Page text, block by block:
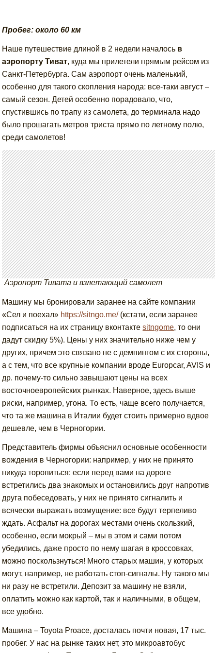
Пробег: около 60 км
Наше путешествие длиной в 2 недели началось в
аэропорту Тиват, куда мы прилетели прямым рейсом из
Санкт-Петербурга. Сам аэропорт очень маленький,
особенно для такого скопления народа: все-таки август –
самый сезон. Детей особенно порадовало, что,
спустившись по трапу из самолета, до терминала надо
было прошагать метров триста прямо по летному полю,
среди самолетов!
Аэропорт Тивата и взлетающий самолет
Машину мы бронировали заранее на сайте компании
«Сел и поехал» https://sitngo.me/(кстати, если заранее
подписаться на их страницу вконтактеsitngome, то они
дадут скидку 5%). Цены у них значительно ниже чем у
других, причем это связано не с демпингом с их стороны,
а с тем, что все крупные компании вроде Europcar, AVIS и
др. почему-то сильно завышают цены на всех
восточноевропейских рынках. Наверное, здесь выше
риски, например, угона. То есть, чаще всего получается,
что та же машина в Италии будет стоить примерно вдвое
дешевле, чем в Черногории.
Представитель фирмы объяснил основные особенности
вождения в Черногории: например, у них не принято
никуда торопиться: если перед вами на дороге
встретились два знакомых и остановились друг напротив
друга побеседовать, у них не принято сигналить и
всячески выражать возмущение: все будут терпеливо
ждать. Асфальт на дорогах местами очень скользкий,
особенно, если мокрый – мы в этом и сами потом
убедились, даже просто по нему шагая в кроссовках,
можно поскользнуться! Много старых машин, у которых
могут, например, не работать стоп-сигналы. Ну такого мы
ни разу не встретили. Депозит за машину не взяли,
оплатить можно как картой, так и наличными, в общем,
все удобно.
Машина – Toyota Proace, досталась почти новая, 17 тыс.
пробег. У нас на рынке таких нет, это микроавтобус